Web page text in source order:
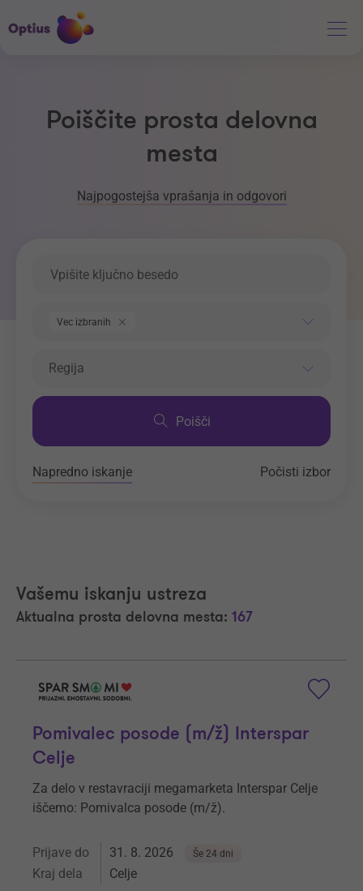
Poiščite prosta delovna
mesta
Najpogostejša vprašanja in odgovori
Vec izbranih
Regija
Poišči
Napredno iskanje Počisti izbor
Vašemu iskanju ustreza
Aktualna prosta delovna mesta: 167
Pomivalec posode (m/ž) Interspar
Celje
Za delo v restavraciji megamarketa Interspar Celje
iščemo: Pomivalca posode (m/ž).
Prijave do 31. 8. 2026 Še 24 dni
Kraj dela Celje